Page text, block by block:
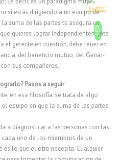
si estás dirigiendo a un equipo de
suma de las partes te asegura un
quieres lograr. Independientemente
el gerente en cuestión, debe tener en
del beneficio mutuo, del Ganar-
sus compañeros.
Pasos a seguir
en esa filosofía; se trata de algo
equipo en que la suma de las partes
a diagnosticar a las personas con las
uno de los miembros de un
es lo que el otro necesita. Cualquier